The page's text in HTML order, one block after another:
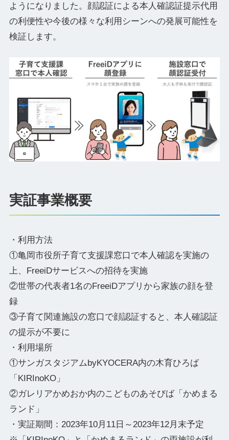
ようになりました。顔認証による本人確認証提示代用
の利便性や今後の様々な利用シーンへの発展可能性を
検証します。
実証事業概要
・利用方法
①亀岡市役所子育て支援課窓口で本人確認を実施の
上、FreeiDサービスへの招待を実施
②世帯の代表者1名のFreeiDアプリから家族の顔を登
録
③子育て関連施設の窓口で顔認証すると、本人確認証
の提示が不要に
・利用場所
①サンガスタジアムbyKYOCERA内の木育ひろば
「KIRInoKO」
②ガレリアかめおか内のこどものあそびば「かめまる
ランド」
・実証期間：2023年10月11日～2023年12月末予定